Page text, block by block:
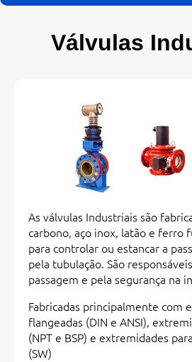
Válvulas
As válvulas Industriais são
carbono, aço inox, latão e ferro
para controlar ou estancar a
pela tubulação. São
passagem e pela segurança na
Fabricadas principalmente com
flangeadas (DIN e ANSI),
(NPT e BSP) e extremidades
(SW)